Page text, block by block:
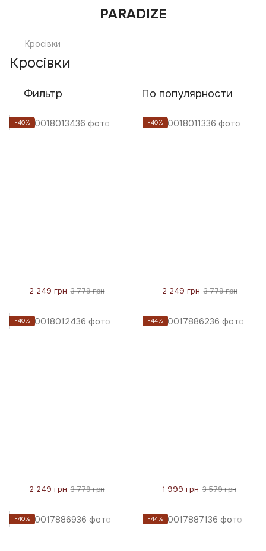
PARADIZE
Кросівки
Кросівки
Фильтр По популярности
−40%
2 249 грн 3 779 грн
−40%
2 249 грн 3 779 грн
−40%
2 249 грн 3 779 грн
−44%
1 999 грн 3 579 грн
−40% −44%